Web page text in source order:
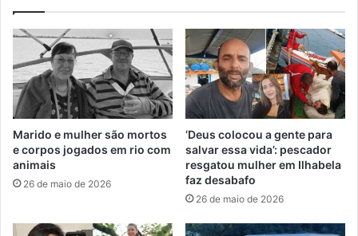
Marido e mulher são mortos
e corpos jogados em rio com
animais
26 de maio de 2026
‘Deus colocou a gente para
salvar essa vida’: pescador
resgatou mulher em Ilhabela
faz desabafo
26 de maio de 2026